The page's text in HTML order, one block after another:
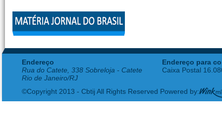
Endereço
Rua do Catete, 338 Sobreloja - Catete
Rio de Janeiro/RJ
Endereço para
Caixa Postal
©Copyright 2013 - Cbtij All Rights Reserved Powered by: